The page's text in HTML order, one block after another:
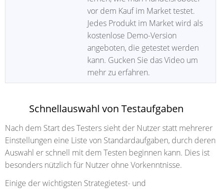
vor dem Kauf im Market testet.
Jedes Produkt im Market wird als
kostenlose Demo-Version
angeboten, die getestet werden
kann. Gucken Sie das Video um
mehr zu erfahren.
Schnellauswahl von Testaufgaben
Nach dem Start des Testers sieht der Nutzer statt mehrerer
Einstellungen eine Liste von Standardaufgaben, durch deren
Auswahl er schnell mit dem Testen beginnen kann. Dies ist
besonders nützlich für Nutzer ohne Vorkenntnisse.
Einige der wichtigsten Strategietest- und